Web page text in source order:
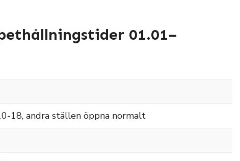
01.01–
18, andra ställen öppna normalt